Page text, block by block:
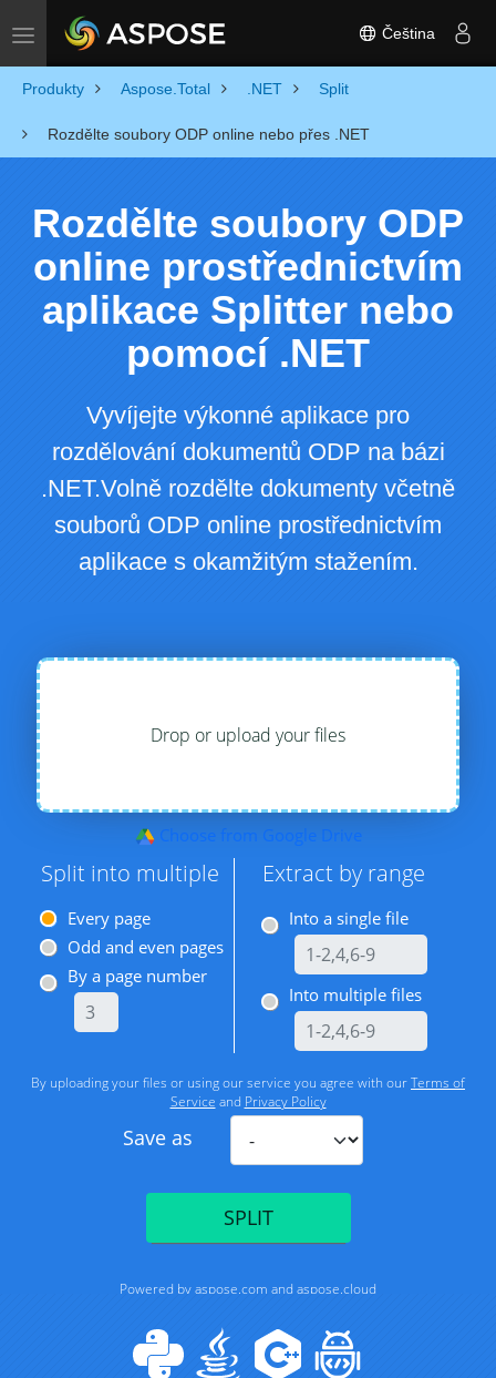
Toggle navigation Čeština
Produkty Aspose.Total .NET Split
Rozdělte soubory ODP online nebo přes .NET
Rozdělte soubory ODP
online prostřednictvím
aplikace Splitter nebo
pomocí .NET
Vyvíjejte výkonné aplikace pro
rozdělování dokumentů ODP na bázi
.NET.Volně rozdělte dokumenty včetně
souborů ODP online prostřednictvím
aplikace s okamžitým stažením.